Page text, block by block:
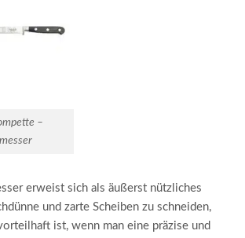
–
erweist sich als äußerst nützliches
und zarte Scheiben zu schneiden,
ist, wenn man eine präzise und